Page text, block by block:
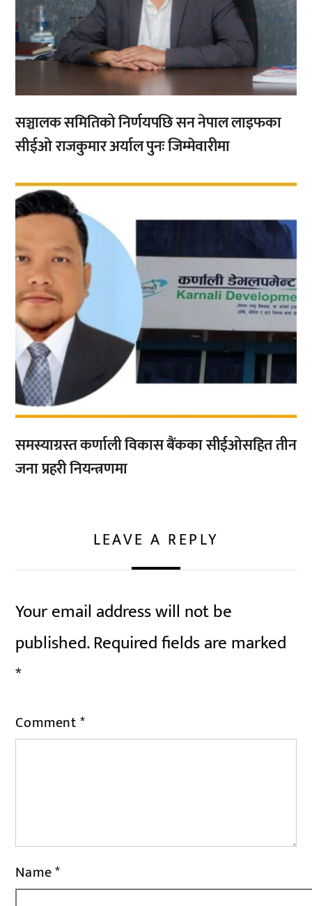
सञ्चालक समितिको निर्णयपछि सन नेपाल लाइफका
सीईओ राजकुमार अर्याल पुनः जिम्मेवारीमा
,
समस्याग्रस्त कर्णाली विकास बैंकका सीईओसहित तीन
जना प्रहरी नियन्त्रणमा
LEAVE A REPLY
Your email address will not be
published.Required fields are marked
*
Comment*
Name*